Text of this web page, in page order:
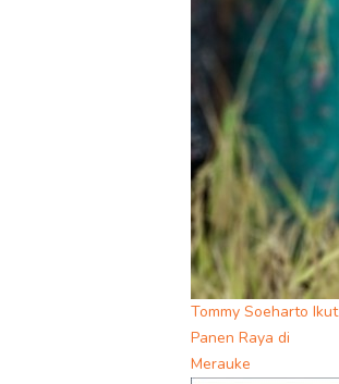
Tommy Soeharto Ikut
Panen Raya di
Merauke